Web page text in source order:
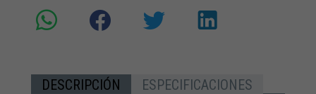
DESCRIPCIÓN ESPECIFICACIONES